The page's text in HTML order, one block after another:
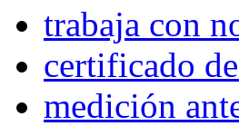
trabaja con
certificado
medición